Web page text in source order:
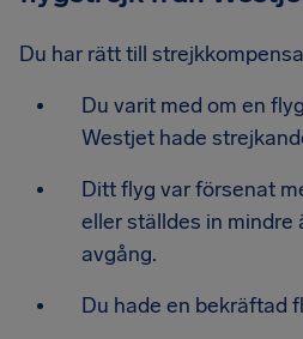
Du har rätt till
Du varit med om en
Westjet hade
Ditt flyg var försenat
eller ställdes in mindre
avgång.
Du hade en bekräftad